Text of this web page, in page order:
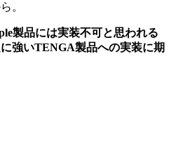
。
製品には実装不可と思われる
強いTENGA製品への実装に期